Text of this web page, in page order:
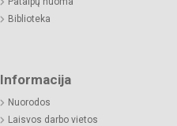
Biblioteka
Informacija
Nuorodos
Laisvos darbo vietos